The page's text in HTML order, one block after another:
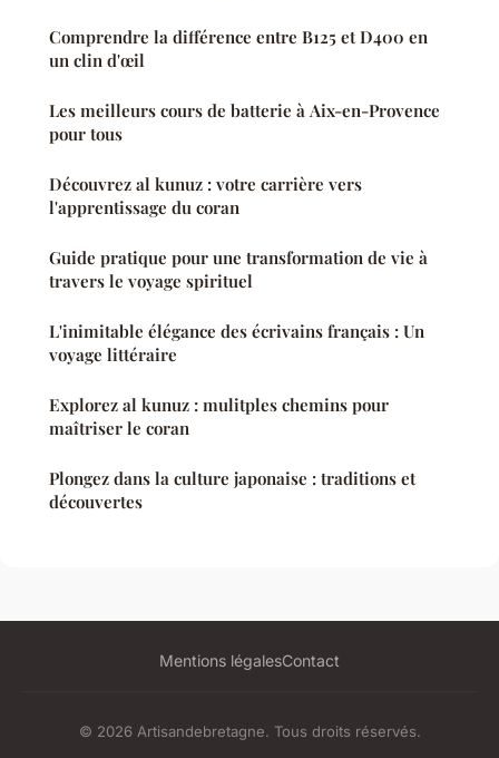
Comprendre la différence entre B125 et D400 en
un clin d'œil
Les meilleurs cours de batterie à Aix-en-Provence
pour tous
Découvrez al kunuz : votre carrière vers
l'apprentissage du coran
Guide pratique pour une transformation de vie à
travers le voyage spirituel
L'inimitable élégance des écrivains français : Un
voyage littéraire
Explorez al kunuz : mulitples chemins pour
maîtriser le coran
Plongez dans la culture japonaise : traditions et
découvertes
Mentions légalesContact
© 2026 Artisandebretagne. Tous droits réservés.